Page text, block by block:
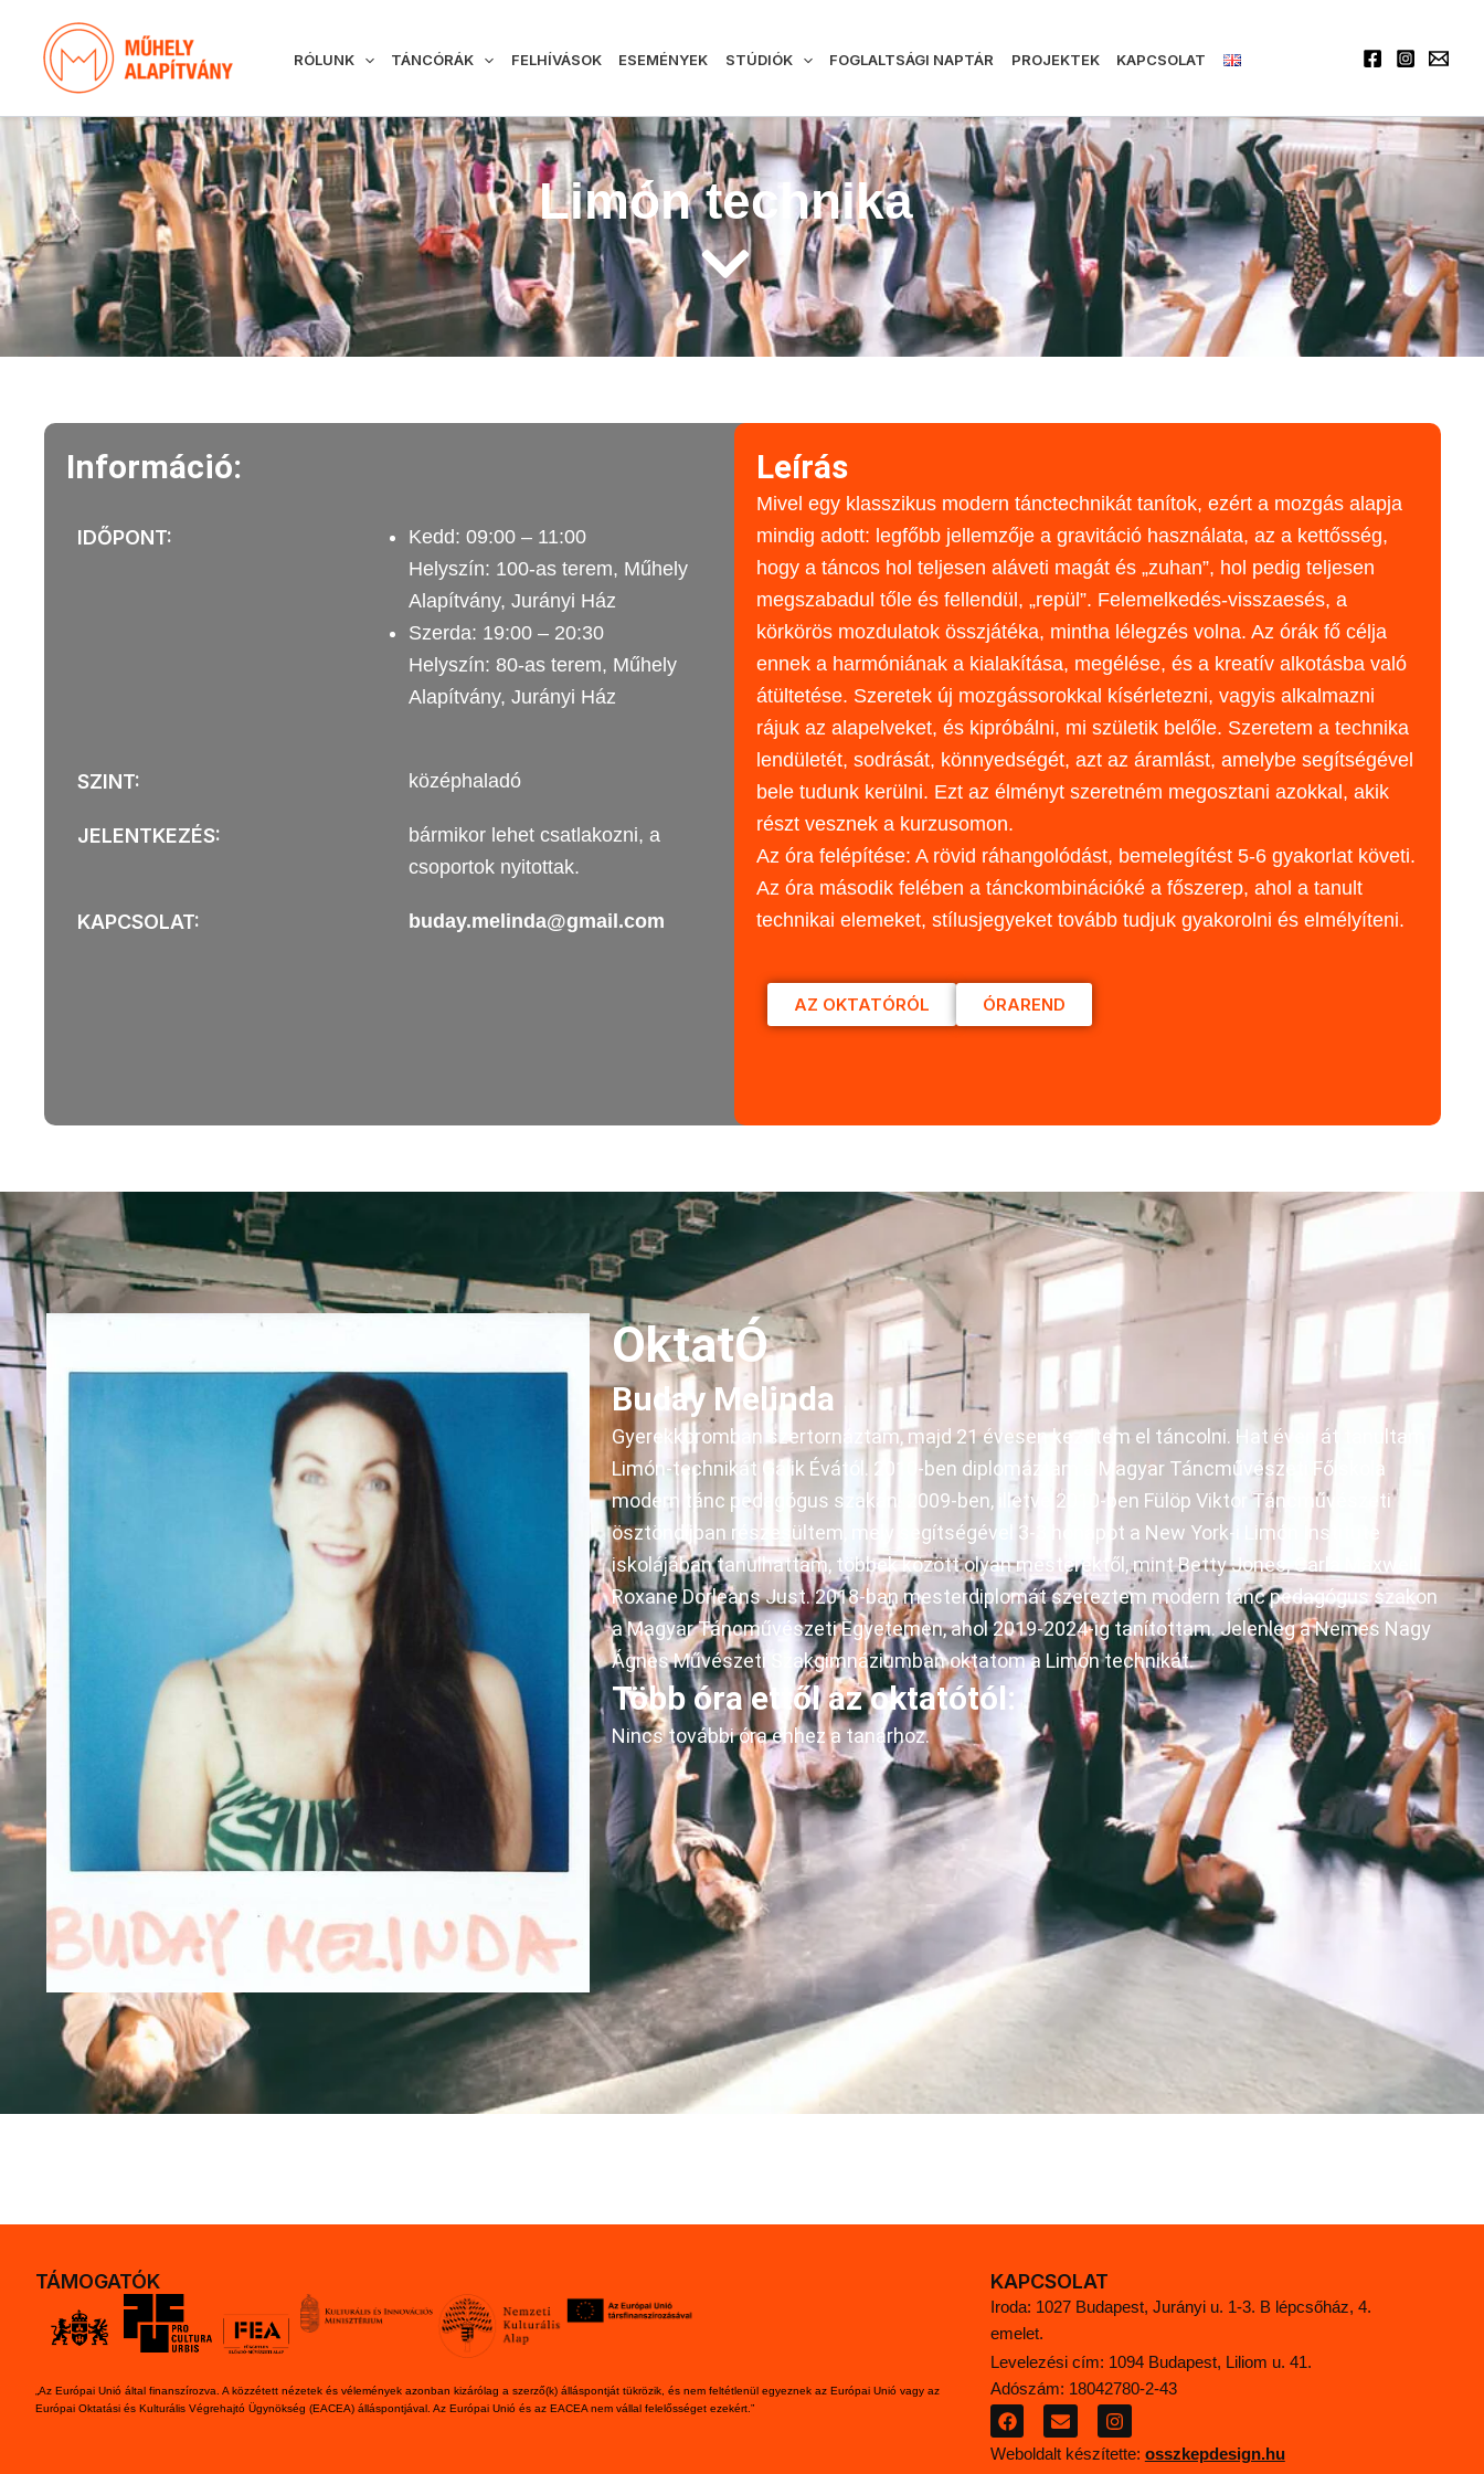
content
RÓLUNK TÁNCÓRÁK FELHÍVÁSOK ESEMÉNYEK STÚDIÓK FOGLALTSÁGI NAPTÁR PROJEKTEK KAPCSOLAT
Limón technika
Információ:
IDŐPONT:
Kedd: 09:00 – 11:00
Helyszín: 100-as terem, Műhely
Alapítvány, Jurányi Ház
Szerda: 19:00 – 20:30
Helyszín: 80-as terem, Műhely
Alapítvány, Jurányi Ház
SZINT: középhaladó
JELENTKEZÉS:
bármikor lehet csatlakozni, a
csoportok nyitottak.
KAPCSOLAT: buday.melinda@gmail.com
Leírás
Mivel egy klasszikus modern tánctechnikát tanítok, ezért a mozgás alapja
mindig adott: legfőbb jellemzője a gravitáció használata, az a kettősség,
hogy a táncos hol teljesen aláveti magát és „zuhan”, hol pedig teljesen
megszabadul tőle és fellendül, „repül”. Felemelkedés-visszaesés, a
körkörös mozdulatok összjátéka, mintha lélegzés volna. Az órák fő célja
ennek a harmóniának a kialakítása, megélése, és a kreatív alkotásba való
átültetése. Szeretek új mozgássorokkal kísérletezni, vagyis alkalmazni
rájuk az alapelveket, és kipróbálni, mi születik belőle. Szeretem a technika
lendületét, sodrását, könnyedségét, azt az áramlást, amelybe segítségével
bele tudunk kerülni. Ezt az élményt szeretném megosztani azokkal, akik
részt vesznek a kurzusomon.
Az óra felépítése: A rövid ráhangolódást, bemelegítést 5-6 gyakorlat követi.
Az óra második felében a tánckombinációké a főszerep, ahol a tanult
technikai elemeket, stílusjegyeket tovább tudjuk gyakorolni és elmélyíteni.
AZ OKTATÓRÓL ÓRAREND
OktatÓ
Buday Melinda
Gyerekkoromban szertornáztam, majd 21 évesen kezdtem el táncolni. Hat éven át tanultam
Limón-technikát Gálik Évától. 2010-ben diplomáztam a Magyar Táncművészeti Főiskola
modern tánc pedagógus szakán. 2009-ben, illetve 2010-ben Fülöp Viktor Táncművészeti
ösztöndíjban részesültem, mely segítségével 3-3 hónapot a New York-i Limón Institute
iskolájában tanulhattam, többek között olyan mesterektől, mint Betty Jones, Carla Maxwell,
Roxane Dorleans Just. 2018-ban mesterdiplomát szereztem modern tánc pedagógus szakon
a Magyar Táncművészeti Egyetemen, ahol 2019-2024-ig tanítottam. Jelenleg a Nemes Nagy
Ágnes Művészeti Szakgimnáziumban oktatom a Limón technikát.
Több óra ettől az oktatótól:
Nincs további óra ehhez a tanárhoz.
TÁMOGATÓK
„Az Európai Unió által finanszírozva. A közzétett nézetek és vélemények azonban kizárólag a szerző(k) álláspontját tükrözik, és nem feltétlenül egyeznek az Európai Unió vagy az
Európai Oktatási és Kulturális Végrehajtó Ügynökség (EACEA) álláspontjával. Az Európai Unió és az EACEA nem vállal felelősséget ezekért.”
KAPCSOLAT
Iroda: 1027 Budapest, Jurányi u. 1-3. B lépcsőház, 4.
emelet.
Levelezési cím: 1094 Budapest, Liliom u. 41.
Adószám: 18042780-2-43
F
a
c
E
n
v
I
n
s
Weboldalt készítette: osszkepdesign.hu